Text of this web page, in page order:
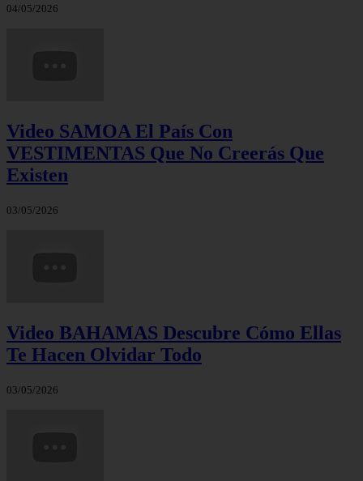
04/05/2026
Video SAMOA El País Con
VESTIMENTAS Que No Creerás Que
Existen
03/05/2026
Video BAHAMAS Descubre Cómo Ellas
Te Hacen Olvidar Todo
03/05/2026